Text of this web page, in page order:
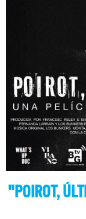
"POIROT,